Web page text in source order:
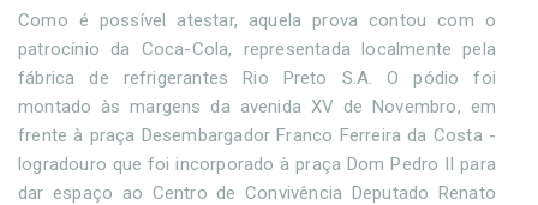
Como é possível atestar, aquela prova contou com o
patrocínio da Coca-Cola, representada localmente pela
fábrica de refrigerantes Rio Preto S.A. O pódio foi
montado às margens da avenida XV de Novembro, em
frente à praça Desembargador Franco Ferreira da Costa -
logradouro que foi incorporado à praça Dom Pedro II para
dar espaço ao Centro de Convivência Deputado Renato